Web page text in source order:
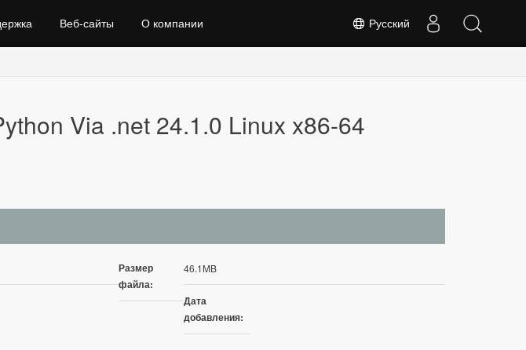
Русский
Веб‑сайты О компании
Via .net 24.1.0 Linux x86-64
Размер
файла:
46.1MB
Дата
добавления: